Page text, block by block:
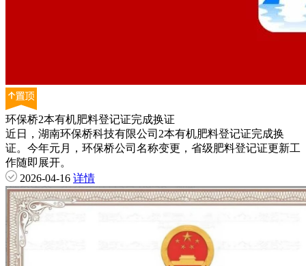
环保桥2本有机肥料登记证完成换证
近日，湖南环保桥科技有限公司2本有机肥料登记证完成换
证。今年元月，环保桥公司名称变更，省级肥料登记证更新工
作随即展开。
2026-04-16 详情